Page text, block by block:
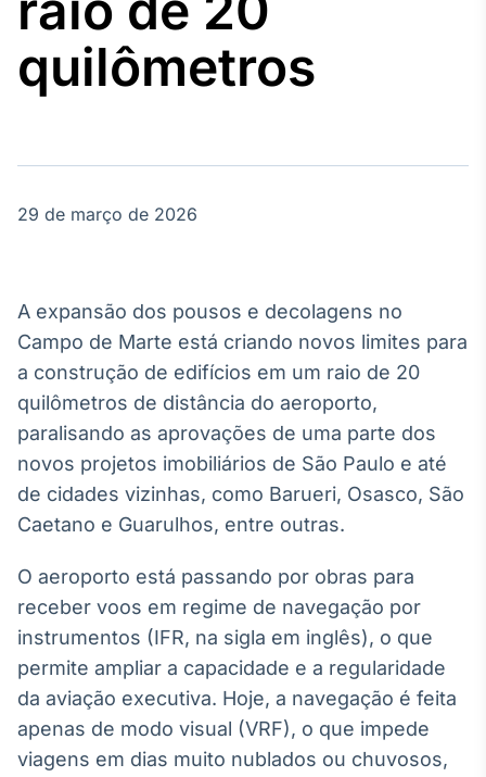
Tudo sobre o
agronegócio
Broadcast
Energia
O setor de
energia elétrica
Broadcast
White Label
personalizados
Soluções de Dados
e Conteúdos
Broadcast
Plataforma para
negociação de
ativos
quilômetros
29 de março de 2026
A expansão dos pousos e decolagens no
Campo de Marte está criando novos limites para
a construção de edifícios em um raio de 20
quilômetros de distância do aeroporto,
paralisando as aprovações de uma parte dos
novos projetos imobiliários de São Paulo e até
de cidades vizinhas, como Barueri, Osasco, São
Caetano e Guarulhos, entre outras.
O aeroporto está passando por obras para
receber voos em regime de navegação por
instrumentos (IFR, na sigla em inglês), o que
permite ampliar a capacidade e a regularidade
da aviação executiva. Hoje, a navegação é feita
apenas de modo visual (VRF), o que impede
viagens em dias muito nublados ou chuvosos,